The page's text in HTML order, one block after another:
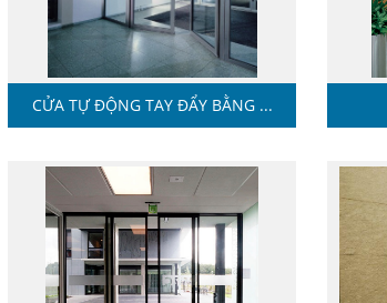
CỬA TỰ ĐỘNG TAY ĐẨY BẰNG ...